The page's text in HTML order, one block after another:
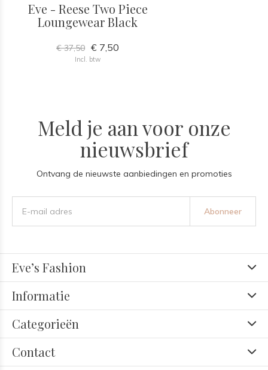
Eve - Reese Two Piece
Loungewear Black
€ 37,50 € 7,50
Incl. btw
Meld je aan voor onze
nieuwsbrief
Ontvang de nieuwste aanbiedingen en promoties
Abonneer
Eve’s Fashion
Informatie
Categorieën
Contact